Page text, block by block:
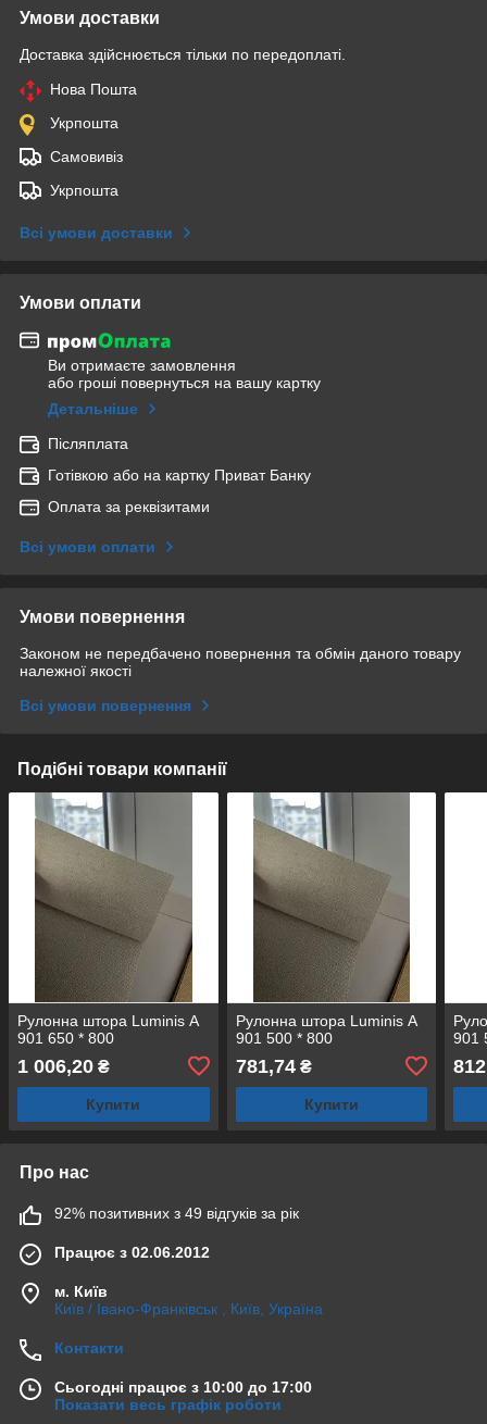
Умови доставки
Доставка здійснюється тільки по передоплаті.
Нова Пошта
Укрпошта
Самовивіз
Укрпошта
Всі умови доставки
Умови оплати
Ви отримаєте замовлення
або гроші повернуться на вашу картку
Детальніше
Післяплата
Готівкою або на картку Приват Банку
Оплата за реквізитами
Всі умови оплати
Умови повернення
Законом не передбачено повернення та обмін даного товару
належної якості
Всі умови повернення
Подібні товари компанії
Рулонна штора Luminis А
901 650 * 800
1 006,20 ₴
Купити
Рулонна штора Luminis А
901 500 * 800
781,74₴
Купити
901
Про нас
92% позитивних з 49 відгуків за рік
Працює з 02.06.2012
м. Київ
Київ / Івано-Франківськ , Київ, Україна
Контакти
Сьогодні працює з 10:00 до 17:00
Показати весь графік роботи